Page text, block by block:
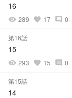
16
visibility 289 favorite 17 comment 0
第16話
15
visibility 293 favorite 15 comment 0
第15話
14